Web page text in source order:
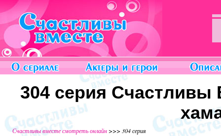
304 серия Счастливы
Счастливы вместе смотреть онлайн>>> 304 серия